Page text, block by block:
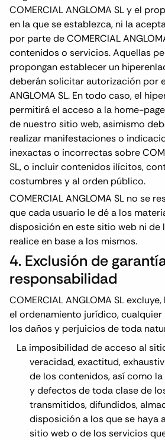
COMERCIAL ANGLOMA SL y el
en la que se establezca, ni la
por parte de COMERCIAL
contenidos o servicios. Aquellas
propongan establecer un
deberán solicitar autorización por
ANGLOMA SL. En todo caso, el
permitirá el acceso a la home-
de nuestro sitio web, asimismo
realizar manifestaciones o
inexactas o incorrectas sobre
SL, o incluir contenidos ilícitos,
costumbres y al orden público.
COMERCIAL ANGLOMA SL no se
que cada usuario le dé a los
disposición en este sitio web ni de
realice en base a los mismos.
4. Exclusión de
responsabilidad
COMERCIAL ANGLOMA SL
el ordenamiento jurídico,
los daños y perjuicios de toda
La imposibilidad de acceso al
veracidad, exactitud,
de los contenidos, así como
y defectos de toda clase de
transmitidos, difundidos,
disposición a los que se haya
sitio web o de los servicios